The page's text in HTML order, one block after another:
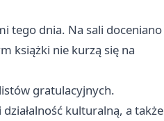
tego dnia. Na sali doceniano
książki nie kurzą się na
gratulacyjnych.
kulturalną, a także